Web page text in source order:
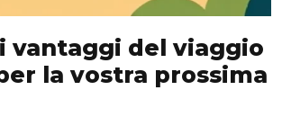
vantaggi del viaggio
la vostra prossima